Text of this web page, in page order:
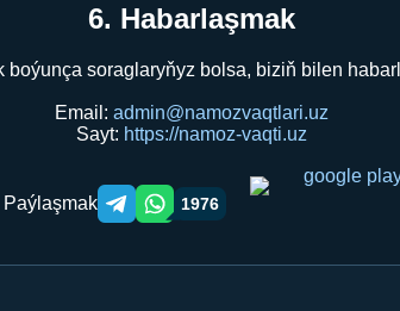
6. Habarlaşmak
boýunça soraglaryňyz bolsa, biziň bilen
Email: admin@namozvaqtlari.uz
Sayt: https://namoz-vaqti.uz
Paýlaşmak Telegram orqali ulashish
WhatsApp orqali ulashish
1976